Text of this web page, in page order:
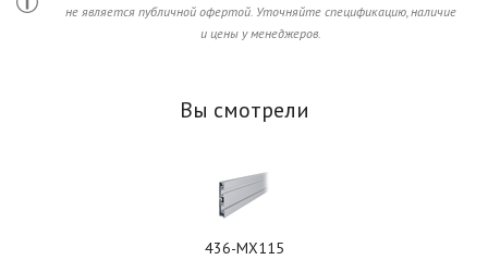
не является публичной офертой. Уточняйте спецификацию, наличие
и цены у менеджеров.
Вы смотрели
436-MX115